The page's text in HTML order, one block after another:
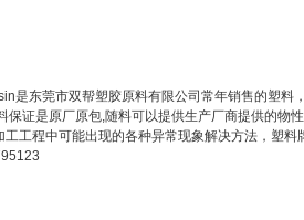
是东莞市双帮塑胶原料有限公司常年销售的塑料
证是原厂原包,随料可以提供生产厂商提供的物
工程中可能出现的各种异常现象解决方法，塑